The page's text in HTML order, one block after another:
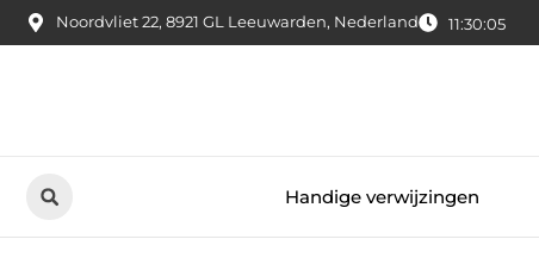
Noordvliet 22, 8921 GL Leeuwarden, Nederland 11:30:05
Handige verwijzingen